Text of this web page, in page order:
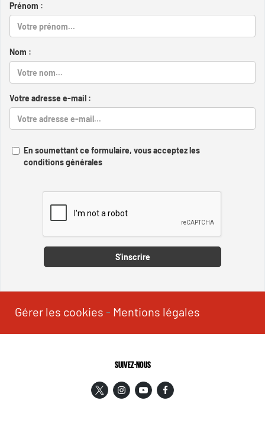
Prénom :
Nom :
Votre adresse e-mail :
En soumettant ce formulaire, vous acceptez les
conditions générales
S'inscrire
Gérer les cookies - Mentions légales
SUIVEZ-NOUS